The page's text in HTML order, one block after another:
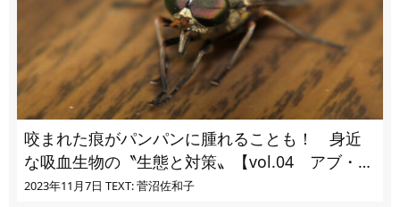
咬まれた痕がパンパンに腫れることも！ 身近
な吸血生物の〝生態と対策〟【vol.04 アブ・ブ
ユ・ヌカカ】
2023年11月7日 TEXT: 菅沼佐和子